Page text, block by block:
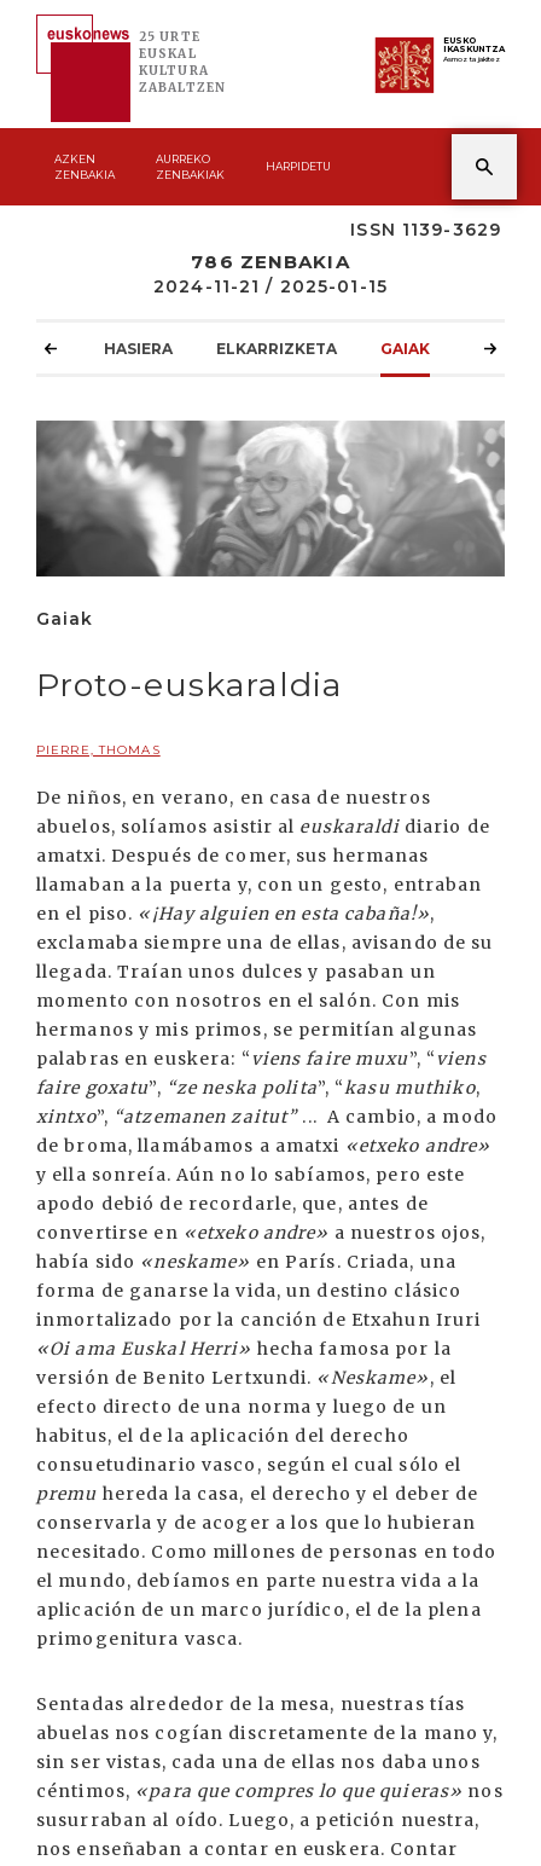
25 URTE
EUSKAL
KULTURA
ZABALTZEN
EUSKO
IKASKUNTZA
Asmoz ta jakitez
AZKEN
ZENBAKIA
AURREKO
ZENBAKIAK
HARPIDETU
ISSN 1139-3629
786 ZENBAKIA
2024-11-21 / 2025-01-15
HASIERA ELKARRIZKETA GAIAK
Gaiak
Proto-euskaraldia
PIERRE, THOMAS
De niños, en verano, en casa de nuestros
abuelos, solíamos asistir al euskaraldidiario de
amatxi. Después de comer, sus hermanas
llamaban a la puerta y, con un gesto, entraban
en el piso. «¡Hay alguien en esta cabaña!»,
exclamaba siempre una de ellas, avisando de su
llegada. Traían unos dulces y pasaban un
momento con nosotros en el salón. Con mis
hermanos y mis primos, se permitían algunas
palabras en euskera: “viens faire muxu”, “viens
faire goxatu”, “ze neska polita”, “kasu muthiko,
xintxo”, “atzemanen zaitut”... A cambio, a modo
de broma, llamábamos a amatxi «etxeko andre»
y ella sonreía. Aún no lo sabíamos, pero este
apodo debió de recordarle, que, antes de
convertirse en «etxeko andre» a nuestros ojos,
había sido «neskame» en París. Criada, una
forma de ganarse la vida, un destino clásico
inmortalizado por la canción de Etxahun Iruri
«Oi ama Euskal Herri» hecha famosa por la
versión de Benito Lertxundi. «Neskame», el
efecto directo de una norma y luego de un
habitus, el de la aplicación del derecho
consuetudinario vasco, según el cual sólo el
premu hereda la casa, el derecho y el deber de
conservarla y de acoger a los que lo hubieran
necesitado. Como millones de personas en todo
el mundo, debíamos en parte nuestra vida a la
aplicación de un marco jurídico, el de la plena
primogenitura vasca.
Sentadas alrededor de la mesa, nuestras tías
abuelas nos cogían discretamente de la mano y,
sin ser vistas, cada una de ellas nos daba unos
céntimos, «para que compres lo que quieras» nos
susurraban al oído. Luego, a petición nuestra,
nos enseñaban a contar en euskera. Contar